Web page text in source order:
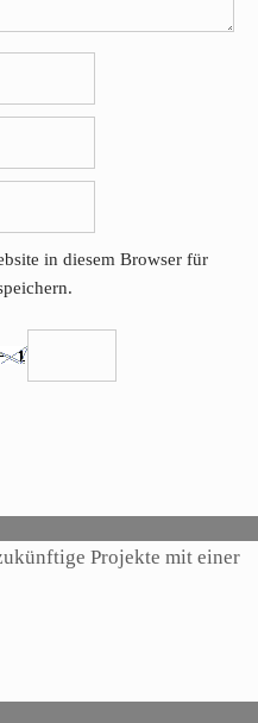
in diesem Browser für
Projekte mit einer